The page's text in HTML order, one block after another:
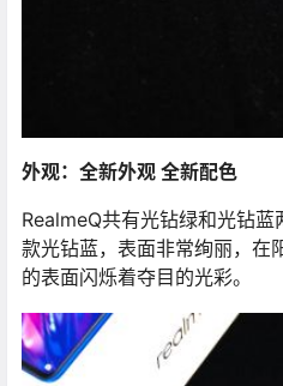
外观：全新外观 全新配色
RealmeQ共有光钻绿和光钻
款光钻蓝，表面非常绚丽，在
的表面闪烁着夺目的光彩。